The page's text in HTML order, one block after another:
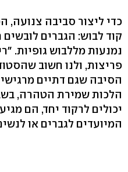
כדי ליצור סביבה צנועה,
קוד לבוש: הגברים לובשים
נמנעות מללבוש גופיות.
פריצות, ולנו חשוב
הסיבה שגם דתיים
הלכות שמירת הטהרה,
יכולים לרקוד יחד, הם
המיועדים לגברים או